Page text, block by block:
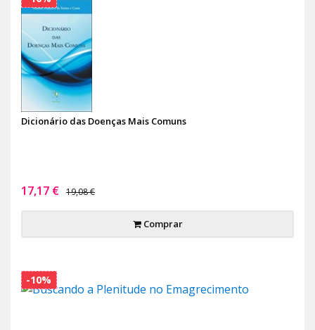
Dicionário das Doenças Mais Comuns
17,17 € 19,08 €
Comprar
-10%